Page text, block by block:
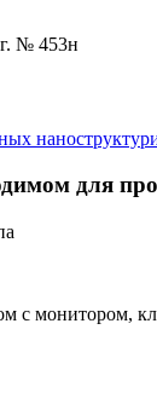
№ 453н
для
с монитором,